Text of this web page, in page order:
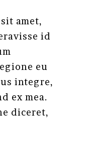
amet,
id
eu
integre,
ex mea.
diceret,